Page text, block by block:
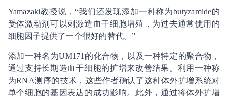
Yamazaki教授说，“我们还发现添加一种称为butyzamide的
受体激动剂可以刺激造血干细胞增殖，为过去通常使用的
细胞因子提供了一个很好的替代。”
添加一种名为UM171的化合物，以及一种特定的聚合物，
通过支持长期造血干细胞的扩增来改善结果。利用一种称
为RNA测序的技术，这些作者确认了这种体外扩增系统对
单个细胞的基因表达的成功影响。此外，通过将体外扩增